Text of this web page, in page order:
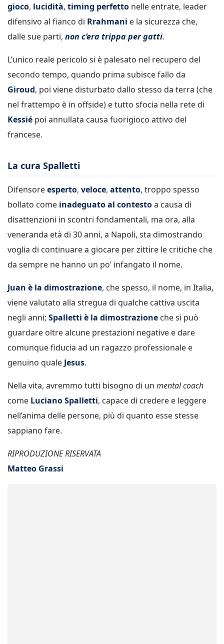
gioco, lucidità, timing perfetto nelle entrate, leader
difensivo al fianco di Rrahmani e la sicurezza che,
dalle sue parti, non c’era trippa per gatti.
L’unico reale pericolo si è palesato nel recupero del
secondo tempo, quando prima subisce fallo da
Giroud, poi viene disturbato dallo stesso da terra (che
nel frattempo è in offside) e tutto sfocia nella rete di
Kessié poi annullata causa fuorigioco attivo del
francese.
La cura Spalletti
Difensoreesperto, veloce, attento, troppo spesso
bollato come inadeguato al contestoa causa di
disattenzioni in scontri fondamentali, ma ora, alla
veneranda età di 30 anni, a Napoli, sta dimostrando
voglia di continuare a giocare per zittire le critiche che
da sempre ne hanno un po’ infangato il nome.
Juan è la dimostrazione, che spesso, il nome, in Italia,
viene valutato alla stregua di qualche cattiva uscita
negli anni; Spalletti è la dimostrazione che si può
guardare oltre alcune prestazioni negative e dare
comunque fiducia ad un ragazzo professionale e
genuino quale Jesus.
Nella vita, avremmo tutti bisogno di un mental coach
come Luciano Spalletti, capace di credere e leggere
nell’anima delle persone, più di quanto esse stesse
sappiano fare.
RIPRODUZIONE RISERVATA
Matteo Grassi